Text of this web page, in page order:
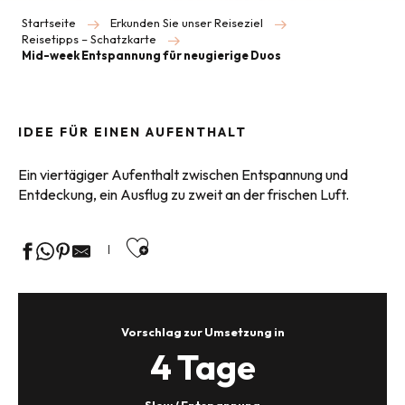
Startseite
Erkunden Sie unser Reiseziel
Reisetipps – Schatzkarte
Mid-week Entspannung für neugierige Duos
IDEE FÜR EINEN AUFENTHALT
Ein viertägiger Aufenthalt zwischen Entspannung und
Entdeckung, ein Ausflug zu zweit an der frischen Luft.
Ajouter aux favoris
Vorschlag zur Umsetzung in
4 Tage